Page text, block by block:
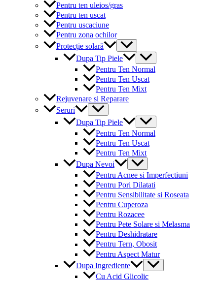
Pentru ten uleios/gras
Pentru ten uscat
Pentru uscaciune
Pentru zona ochilor
Protecție solară
Menu
Toggle
Dupa Tip Piele
Menu
Toggle
Pentru Ten Normal
Pentru Ten Uscat
Pentru Ten Mixt
Rejuvenare si Reparare
Seruri
Menu
Toggle
Dupa Tip Piele
Menu
Toggle
Pentru Ten Normal
Pentru Ten Uscat
Pentru Ten Mixt
Dupa Nevoi
Menu
Toggle
Pentru Acnee si Imperfectiuni
Pentru Pori Dilatati
Pentru Sensibilitate si Roseata
Pentru Cuperoza
Pentru Rozacee
Pentru Pete Solare si Melasma
Pentru Deshidratare
Pentru Tern, Obosit
Pentru Aspect Matur
Dupa Ingrediente
Menu
Toggle
Cu Acid Glicolic